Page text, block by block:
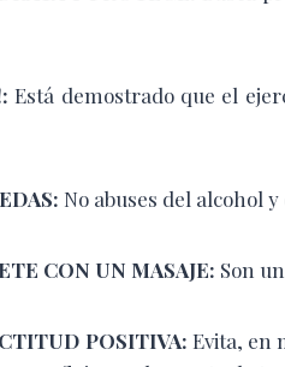
Está demostrado que el
No abuses del alcohol
CON UN MASAJE: Son
POSITIVA: Evita, en